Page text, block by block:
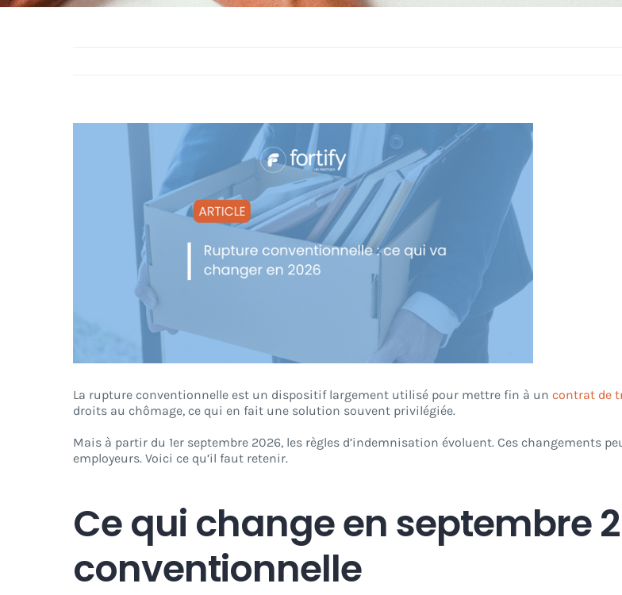
La rupture conventionnelle est un dispositif largement utilisé pour mettre fin à un contrat de
droits au chômage, ce qui en fait une solution souvent privilégiée.
Mais à partir du 1er septembre 2026, les règles d’indemnisation évoluent. Ces changements
employeurs. Voici ce qu’il faut retenir.
Ce qui change en septembre
conventionnelle